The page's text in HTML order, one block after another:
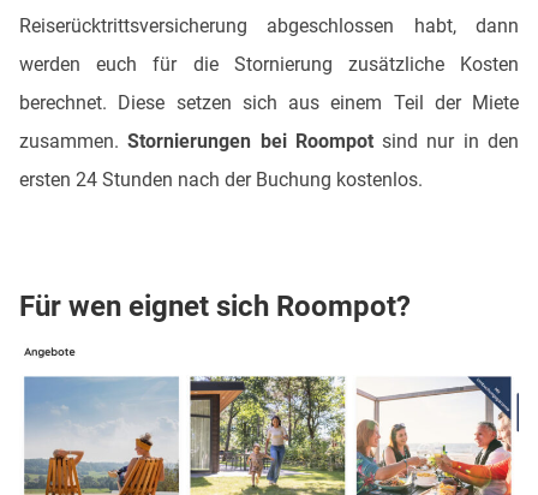
Reiserücktrittsversicherung abgeschlossen habt, dann
werden euch für die Stornierung zusätzliche Kosten
berechnet. Diese setzen sich aus einem Teil der Miete
zusammen.Stornierungen bei Roompotsind nur in den
ersten 24 Stunden nach der Buchung kostenlos.
Für wen eignet sich Roompot?